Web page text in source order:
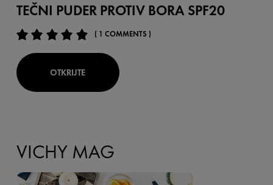
TEČNI PUDER PROTIV BORA SPF20
( 1 COMMENTS )
OTKRIJTE
VICHY MAG